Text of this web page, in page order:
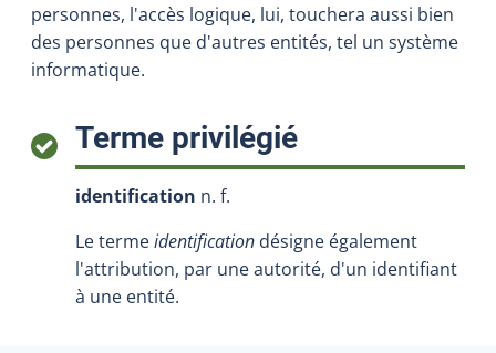
personnes, l'accès logique, lui, touchera aussi bien
des personnes que d'autres entités, tel un système
informatique.
Terme privilégié:
identification n. f.
Le termeidentification désigne également
l'attribution, par une autorité, d'un identifiant
à une entité.